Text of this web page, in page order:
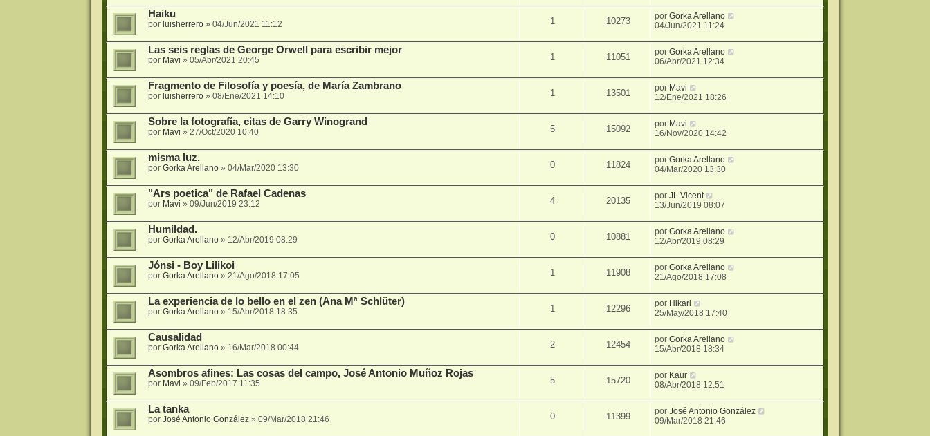
Haiku
por luisherrero» 04/Jun/2021 11:12 1 10273 porGorka Arellano
04/Jun/2021 11:24
Las seis reglas de George Orwell para escribir mejor
por Mavi » 05/Abr/2021 20:45 1 11051 porGorka Arellano
06/Abr/2021 12:34
Fragmento de Filosofía y poesía, de María Zambrano
por luisherrero» 08/Ene/2021 14:10 1 13501 por Mavi
12/Ene/2021 18:26
Sobre la fotografía, citas de Garry Winogrand
por Mavi » 27/Oct/2020 10:40 5 15092 por Mavi
16/Nov/2020 14:42
misma luz.
por Gorka Arellano» 04/Mar/2020 13:30 0 11824 porGorka Arellano
04/Mar/2020 13:30
"Ars poetica" de Rafael Cadenas
por Mavi » 09/Jun/2019 23:12 4 20135 porJL.Vicent
13/Jun/2019 08:07
Humildad.
por Gorka Arellano» 12/Abr/2019 08:29 0 10881 porGorka Arellano
12/Abr/2019 08:29
Jónsi - Boy Lilikoi
por Gorka Arellano» 21/Ago/2018 17:05 1 11908 porGorka Arellano
21/Ago/2018 17:08
La experiencia de lo bello en el zen (Ana Mª Schlüter)
por Gorka Arellano» 15/Abr/2018 18:35 1 12296 por Hikari
25/May/2018 17:40
Causalidad
por Gorka Arellano» 16/Mar/2018 00:44 2 12454 porGorka Arellano
15/Abr/2018 18:34
Asombros afines: Las cosas del campo, José Antonio Muñoz Rojas
por Mavi » 09/Feb/2017 11:35 5 15720 por Kaur
08/Abr/2018 12:51
La tanka
por José Antonio González» 09/Mar/2018 21:46 0 11399 porJosé Antonio González
09/Mar/2018 21:46